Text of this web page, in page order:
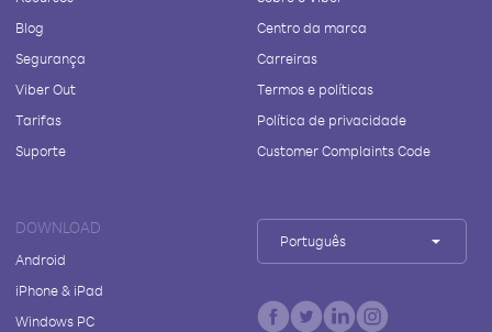
Blog
Segurança
Viber Out
Tarifas
Suporte
Centro da marca
Carreiras
Termos e políticas
Política de privacidade
Customer Complaints Code
DOWNLOAD
Android
iPhone & iPad
Windows PC
Português